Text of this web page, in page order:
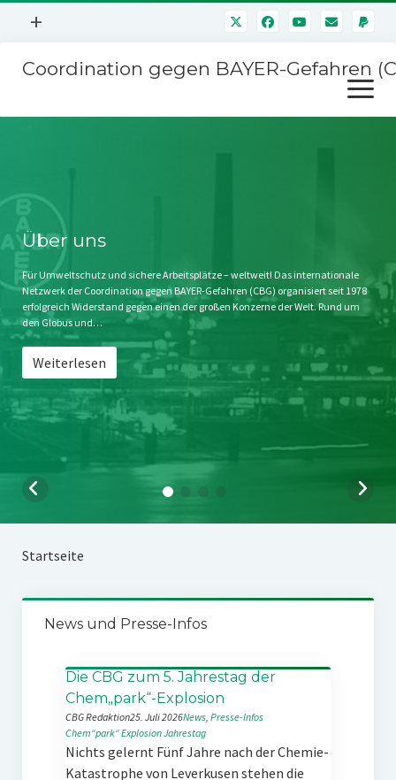
Menü
+
Mitmachen
Kontakt
Impressum
Störfälle
Coordination gegen BAYER-Gefahren
Menü
öffnen
Stichwort BAYER
Jahrestagung
SPENDEN
Über uns
Für Umweltschutz und sichere Arbeitsplätze – weltweit! Das internationale
Netzwerk der Coordination gegen BAYER-Gefahren (CBG) organisiert seit 1978
erfolgreich Widerstand gegen einen der großen Konzerne der Welt. Rund um
den Globus und…
Weiterlesen
Startseite
News und Presse-Infos
Die CBG zum 5. Jahrestag der
Chem„park“-Explosion
CBG Redaktion25. Juli 2026News, Presse-Infos
Chem“park“ExplosionJahrestag
Nichts gelernt Fünf Jahre nach der Chemie-
Katastrophe von Leverkusen stehen die